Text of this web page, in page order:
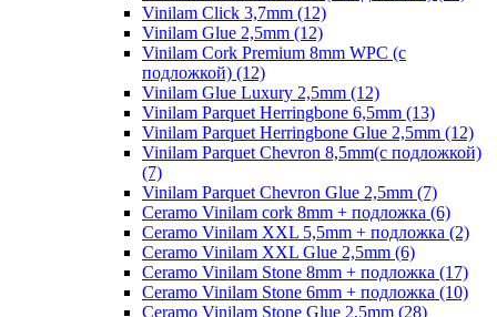
Vinilam Click 3,7mm (12)
Vinilam Glue 2,5mm (12)
Vinilam Cork Premium 8mm WPC (с
подложкой) (12)
Vinilam Glue Luxury 2,5mm (12)
Vinilam Parquet Herringbone 6,5mm (13)
Vinilam Parquet Herringbone Glue 2,5mm (12)
Vinilam Parquet Chevron 8,5mm(с подложкой)
(7)
Vinilam Parquet Chevron Glue 2,5mm (7)
Ceramo Vinilam cork 8mm + подложка (6)
Ceramo Vinilam XXL 5,5mm + подложка (2)
Ceramo Vinilam XXL Glue 2,5mm (6)
Ceramo Vinilam Stone 8mm + подложка (17)
Ceramo Vinilam Stone 6mm + подложка (10)
Ceramo Vinilam Stone Glue 2,5mm (28)